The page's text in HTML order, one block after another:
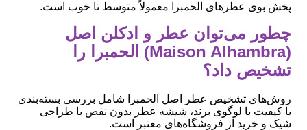
پخش بوی عطرهای الحمبرا معمولاً متوسط تا خوب است.
چطور می‌توان عطر و ادکلن اصل
(Maison Alhambra) الحمبرا را
تشخیص داد؟
روش‌های تشخیص عطر اصل الحمبرا شامل بررسی بسته‌بندی
با کیفیت با لوگوی برند، شیشه عطر بدون نقص با طراحی
شیک و خرید از فروشگاه‌های معتبر است.